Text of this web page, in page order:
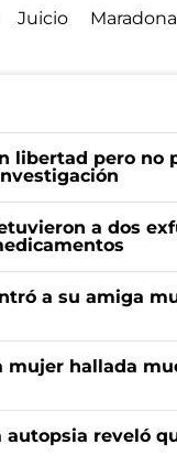
Juicio Maradona
libertad pero no
a dos
a su amiga
hallada
autopsia reveló